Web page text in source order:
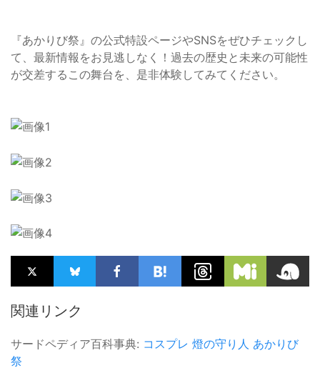
『あかりび祭』の公式特設ページやSNSをぜひチェックし
て、最新情報をお見逃しなく！過去の歴史と未来の可能性
が交差するこの舞台を、是非体験してみてください。
関連リンク
サードペディア百科事典: コスプレ 燈の守り人 あかりび
祭